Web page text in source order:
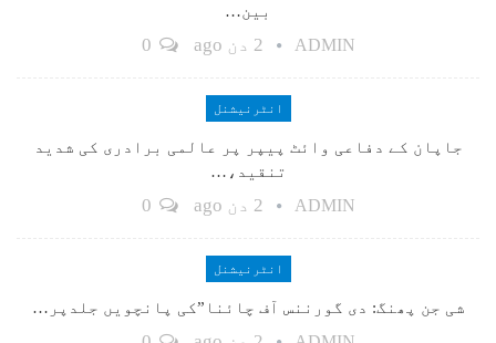
بین…
ADMIN 2 دن ago
انٹرنیشنل
جاپان کے دفاعی وائٹ پیپر پر عالمی برادری کی شدید
تنقید،…
ADMIN 2 دن ago
انٹرنیشنل
شی جن پھنگ: دی گورننس آف چائنا”کی پانچویں جلدپر…